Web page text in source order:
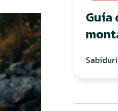
Guía